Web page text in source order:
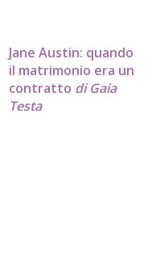
Jane Austin: quando
il matrimonio era un
contratto di Gaia
Testa